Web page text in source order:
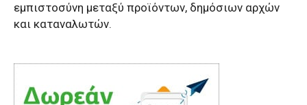
εμπιστοσύνη μεταξύ προϊόντων, δημόσιων αρχών
και καταναλωτών.